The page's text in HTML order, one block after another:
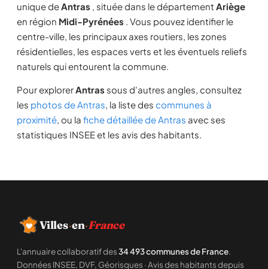
unique deAntras , située dans le département Ariège
en région Midi-Pyrénées . Vous pouvez identifier le
centre-ville, les principaux axes routiers, les zones
résidentielles, les espaces verts et les éventuels reliefs
naturels qui entourent la commune.
Pour explorerAntras sous d'autres angles, consultez
les photos de Antras, la liste des communes à
proximité, ou la fiche détaillée de Antras avec ses
statistiques INSEE et les avis des habitants.
Villes·en·France
L'annuaire collaboratif des34 493 communes de France.
Données INSEE, DVF, Géorisques · Avis des habitants depuis